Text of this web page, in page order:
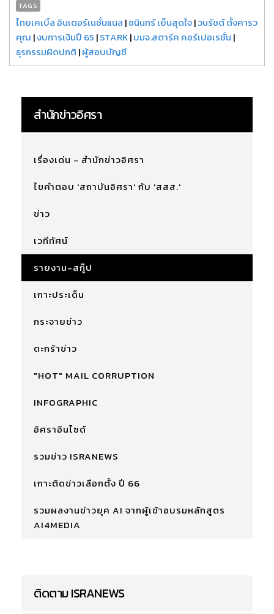
TAGS
ไทยเคเบิ้ล อินเตอร์เนชั่นแนล |ชนินทร์ เย็นสุดใจ|วนรัชต์ ตั้งคารว
คุณ |งบการเงินปี 65 |STARK|บมจ.สตาร์ค คอร์เปอเรชั่น |
ธุรกรรมผิดปกติ |ผู้สอบบัญชี
สำนักข่าวอิศรา
เรื่องเด่น - สำนักข่าวอิศรา
ไขคำตอบ 'สถาบันอิศรา' กับ 'สสส.'
ข่าว
เวทีทัศน์
รายงาน-สกู๊ป
เกาะประเด็น
กระจายข่าว
ตะกร้าข่าว
"HOT" MAIL CORRUPTION
INFOGRAPHIC
อิศราอินไซด์
รวมข่าว ISRANEWS
เกาะติดข่าวเลือกตั้ง ปี 66
รวมผลงานข่าวยุค AI จากผู้เข้าอบรมหลักสูตร
AI4MEDIA
ติดตาม ISRANEWS